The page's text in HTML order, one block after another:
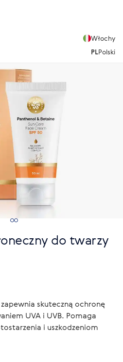
Włochy
PLPolski
do twarzy
skuteczną ochronę
UVA i UVB. Pomaga
i uszkodzeniom